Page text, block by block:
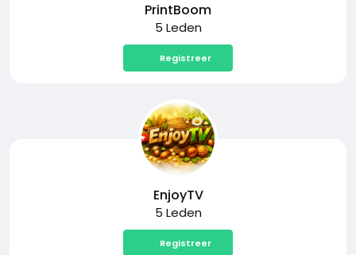
PrintBoom
5 Leden
Registreer
EnjoyTV
5 Leden
Registreer